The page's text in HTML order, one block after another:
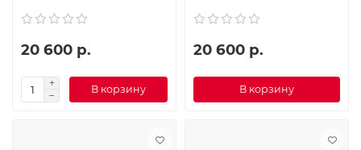
20 600 р.
В корзину
20 600 р.
В корзину